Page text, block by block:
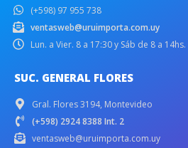
(+598) 97 955 738
ventasweb@uruimporta.com.uy
Lun. a Vier. 8 a 17:30 y Sáb de 8 a 14hs.
SUC. GENERAL FLORES
Gral. Flores 3194, Montevideo
(+598) 2924 8388 Int. 2
ventasweb@uruimporta.com.uy